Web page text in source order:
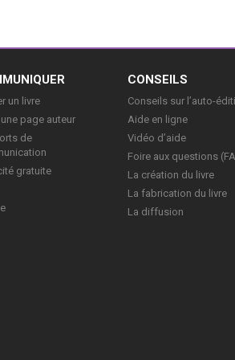
un livre
une page auteur
de
gratuite
CONSEILS
Conseils sur l’auto-
Aide en ligne
Vidéo d’aide
Foire aux questions
La création du livre
La fabrication du livre
La diffusion